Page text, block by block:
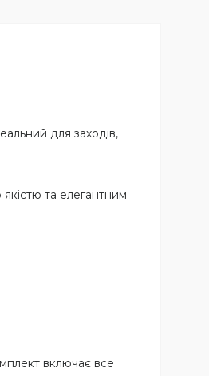
для заходів,
та елегантним
включає все